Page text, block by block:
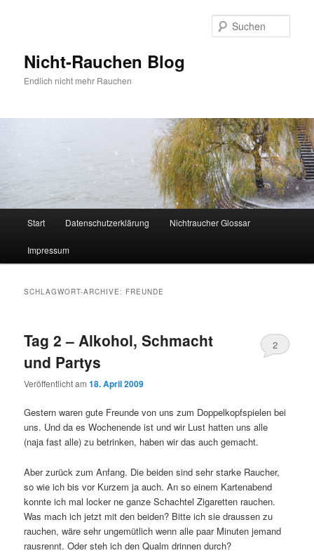
Nicht-Rauchen Blog
Endlich nicht mehr Rauchen
Start Datenschutzerklärung Nichtraucher Glossar
Impressum
SCHLAGWORT-ARCHIVE: FREUNDE
Tag 2 – Alkohol, Schmacht
und Partys
Veröffentlicht am18. April 2009
2
Gestern waren gute Freunde von uns zum Doppelkopfspielen bei
uns. Und da es Wochenende ist und wir Lust hatten uns alle
(naja fast alle) zu betrinken, haben wir das auch gemacht.
Aber zurück zum Anfang. Die beiden sind sehr starke Raucher,
so wie ich bis vor Kurzem ja auch. An so einem Kartenabend
konnte ich mal locker ne ganze Schachtel Zigaretten rauchen.
Was mach ich jetzt mit den beiden? Bitte ich sie draussen zu
rauchen, wäre sehr ungemütlich wenn alle paar Minuten jemand
rausrennt. Oder steh ich den Qualm drinnen durch?